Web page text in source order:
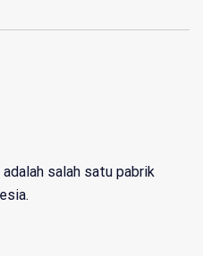
salah satu pabrik